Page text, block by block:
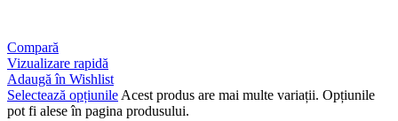
Compară
Vizualizare rapidă
Adaugă în Wishlist
Selectează opțiunile Acest produs are mai multe variații. Opțiunile
pot fi alese în pagina produsului.